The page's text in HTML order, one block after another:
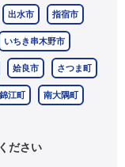
出水市 指宿市
いちき串木野市
姶良市 さつま町
錦江町 南大隅町
ださい